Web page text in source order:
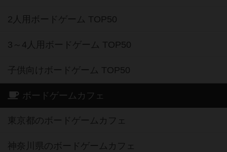
2人用ボードゲーム TOP50
3～4人用ボードゲーム TOP50
子供向けボードゲーム TOP50
ボードゲームカフェ
東京都のボードゲームカフェ
神奈川県のボードゲームカフェ